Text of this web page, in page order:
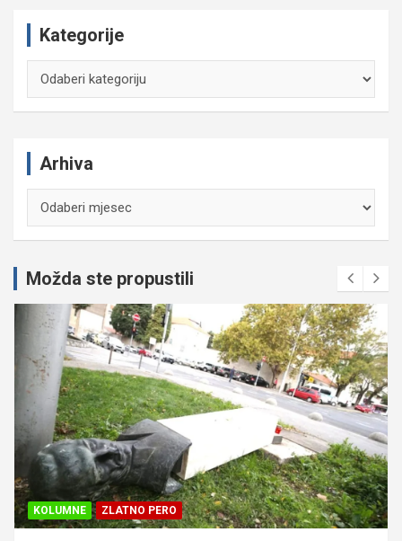
Kategorije
Arhiva
Možda ste propustili
KOLUMNE ZLATNO PERO